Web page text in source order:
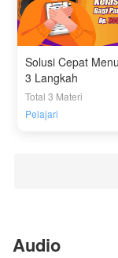
Solusi Cepat
3 Langkah
Total 3 Materi
Pelajari
Audio